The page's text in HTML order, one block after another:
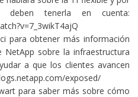
deben tenerla en cuenta:
para obtener más información
sobre la infraestructura
a que los clientes avancen
exposed/
para saber más sobre cómo